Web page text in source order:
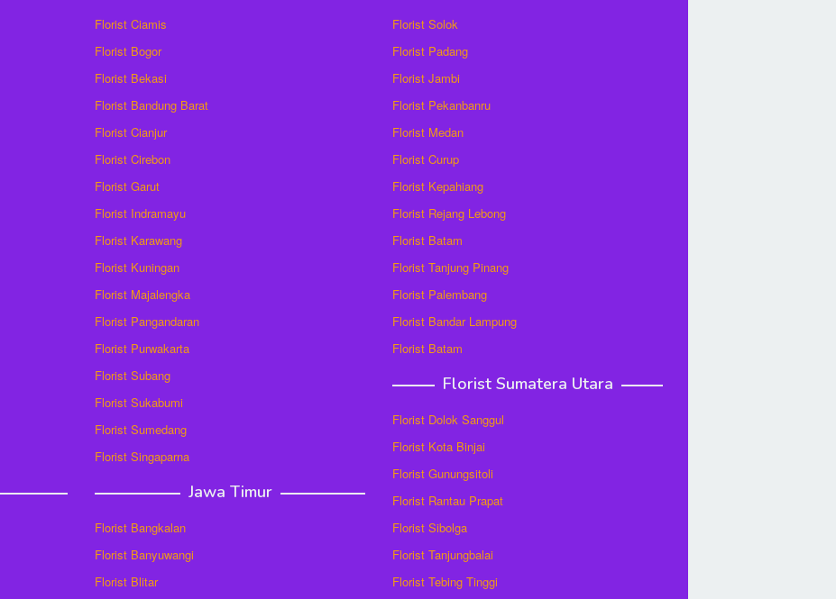
Florist Ciamis
Florist Bogor
Florist Bekasi
Florist Bandung Barat
Florist Cianjur
Florist Cirebon
Florist Garut
Florist Indramayu
Florist Karawang
Florist Kuningan
Florist Majalengka
Florist Pangandaran
Florist Purwakarta
Florist Subang
Florist Sukabumi
Florist Sumedang
Florist Singaparna
Jawa Timur
Florist Bangkalan
Florist Banyuwangi
Florist Blitar
Florist Solok
Florist Padang
Florist Jambi
Florist Pekanbanru
Florist Medan
Florist Curup
Florist Kepahiang
Florist Rejang Lebong
Florist Batam
Florist Tanjung Pinang
Florist Palembang
Florist Bandar Lampung
Florist Batam
Florist Sumatera Utara
Florist Dolok Sanggul
Florist Kota Binjai
Florist Gunungsitoli
Florist Rantau Prapat
Florist Sibolga
Florist Tanjungbalai
Florist Tebing Tinggi